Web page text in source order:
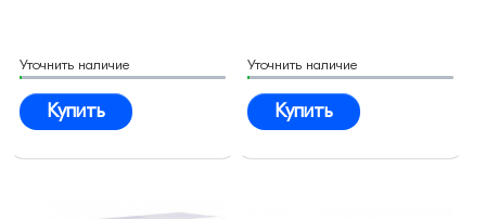
Уточнить наличие
Купить
Уточнить наличие
Купить